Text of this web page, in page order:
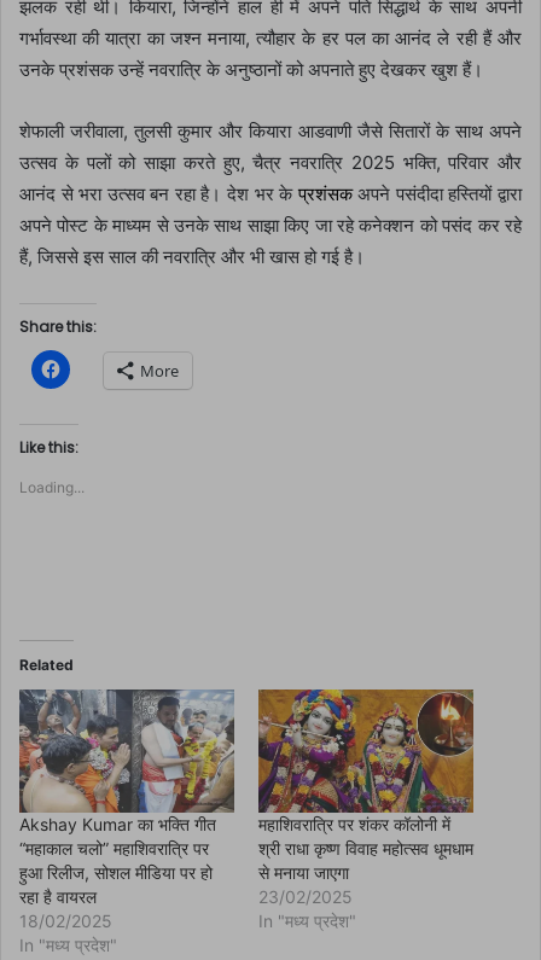
झलक रही थी। कियारा, जिन्होंने हाल ही में अपने पति सिद्धार्थ के साथ अपनी
गर्भावस्था की यात्रा का जश्न मनाया, त्यौहार के हर पल का आनंद ले रही हैं और
उनके प्रशंसक उन्हें नवरात्रि के अनुष्ठानों को अपनाते हुए देखकर खुश हैं।
शेफाली जरीवाला, तुलसी कुमार और कियारा आडवाणी जैसे सितारों के साथ अपने
उत्सव के पलों को साझा करते हुए, चैत्र नवरात्रि 2025 भक्ति, परिवार और
आनंद से भरा उत्सव बन रहा है। देश भर केप्रशंसकअपने पसंदीदा हस्तियों द्वारा
अपने पोस्ट के माध्यम से उनके साथ साझा किए जा रहे कनेक्शन को पसंद कर रहे
हैं, जिससे इस साल की नवरात्रि और भी खास हो गई है।
Share this:
C
l
k
t
h
o
k
(
O
p
e
n
s
i
n
n
e
w
w
i
n
d
o
More
Like this:
Loading...
Related
Akshay Kumar का भक्ति गीत
“महाकाल चलो” महाशिवरात्रि पर
हुआ रिलीज, सोशल मीडिया पर हो
रहा है वायरल
18/02/2025
In "मध्य प्रदेश"
महाशिवरात्रि पर शंकर कॉलोनी में
श्री राधा कृष्ण विवाह महोत्सव धूमधाम
से मनाया जाएगा
23/02/2025
In "मध्य प्रदेश"